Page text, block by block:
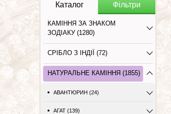
Каталог Фільтри
КАМІННЯ ЗА ЗНАКОМ
ЗОДІАКУ (1280)
СРІБЛО З ІНДІЇ (72)
НАТУРАЛЬНЕ КАМІННЯ (1855)
АВАНТЮРИН (24)
АГАТ (139)